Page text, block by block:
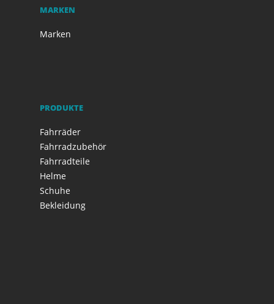
MARKEN
Marken
PRODUKTE
Fahrräder
Fahrradzubehör
Fahrradteile
Helme
Schuhe
Bekleidung